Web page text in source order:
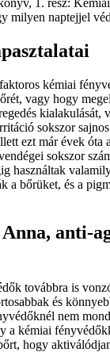
kémiai
vagy hogy
kialakulását,
sokszor
ezt már évek óta
sokszor
használtak
a bőrüket, és a
anti-
továbbra is
és
nem
a kémiai
hogy